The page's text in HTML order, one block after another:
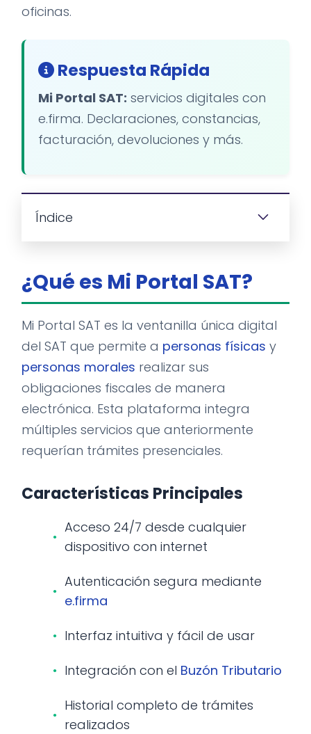
oficinas.
Respuesta Rápida
Mi Portal SAT: servicios digitales con
e.firma. Declaraciones, constancias,
facturación, devoluciones y más.
Índice
¿Qué es Mi Portal SAT?
Mi Portal SAT es la ventanilla única digital
del SAT que permite a personas físicas y
personas morales realizar sus
obligaciones fiscales de manera
electrónica. Esta plataforma integra
múltiples servicios que anteriormente
requerían trámites presenciales.
Características Principales
Acceso 24/7 desde cualquier
dispositivo con internet
Autenticación segura mediante
e.firma
Interfaz intuitiva y fácil de usar
Integración con el Buzón Tributario
Historial completo de trámites
realizados